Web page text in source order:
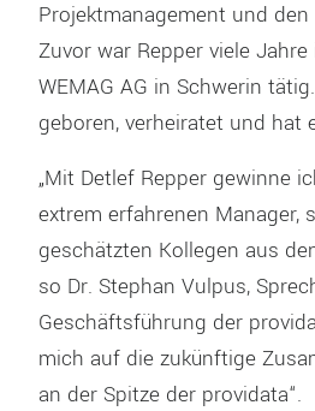
Projektmanagement und
Zuvor war Repper viele
WEMAG AG in Schwerin
geboren, verheiratet und hat
„Mit Detlef Repper gewinne
extrem erfahrenen Manager,
geschätzten Kollegen aus
so Dr. Stephan Vulpus,
Geschäftsführung der
mich auf die zukünftige
an der Spitze der providata“.